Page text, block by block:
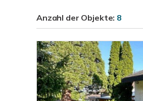
Anzahl der Objekte: 8